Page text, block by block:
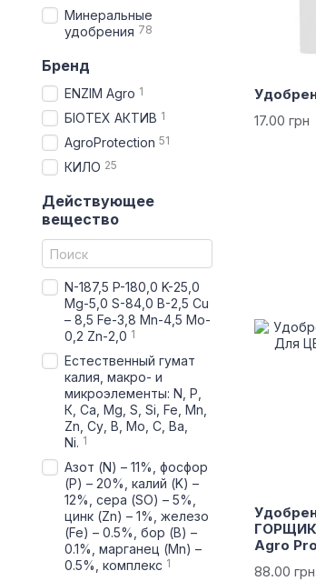
17.00 грн
Agro
88.00 грн
Минеральные
удобрения 78
Бренд
ENZIM Agro 1
БІОТЕХ АКТИВ 1
AgroProtection 51
КИЛО 25
Действующее
вещество
N-187,5 P-180,0 K-25,0
Mg-5,0 S-84,0 B-2,5 Cu
– 8,5 Fe-3,8 Mn-4,5 Mo-
0,2 Zn-2,0 1
Естественный гумат
калия, макро- и
микроэлементы: N, Р,
К, Са, Мg, S, Si, Fe, Mn,
Zn, Су, B, Mo, C, Ва,
Ni. 1
Азот (N) – 11%, фосфор
(P) – 20%, калий (K) –
12%, сера (SO) – 5%,
цинк (Zn) – 1%, железо
(Fe) – 0.5%, бор (B) –
0.1%, марганец (Mn) –
0.5%, комплекс 1